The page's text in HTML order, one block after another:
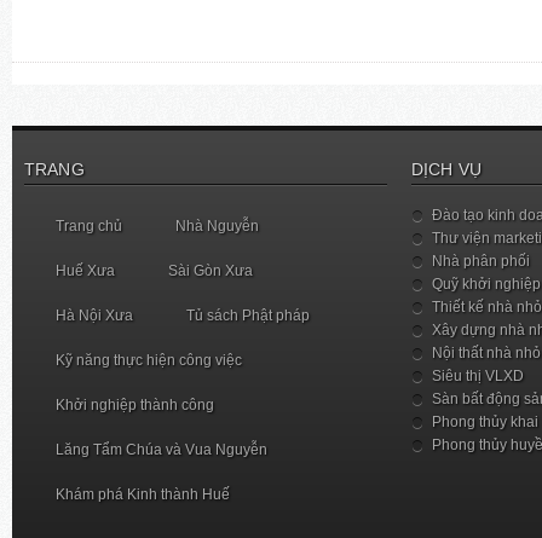
TRANG
Trang chủ Nhà Nguyễn
Huế Xưa Sài Gòn Xưa
Hà Nội Xưa Tủ sách Phật pháp
Kỹ năng thực hiện công việc
Khởi nghiệp thành công
Lăng Tẩm Chúa và Vua Nguyễn
Khám phá Kinh thành Huế
DỊCH VỤ
Đào tạo kinh
Thư viện
Nhà phân phối
Quỹ khởi nghiệp
Thiết kế nhà nhỏ
Xây dựng nhà
Nội thất nhà nhỏ
Siêu thị VLXD
Sàn bất động
Phong thủy khai
Phong thủy